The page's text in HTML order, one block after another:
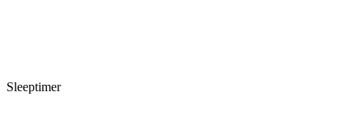
Sleeptimer